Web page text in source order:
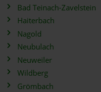
Bad Teinach-Zavelstein
Haiterbach
Nagold
Neubulach
Neuweiler
Wildberg
Grömbach